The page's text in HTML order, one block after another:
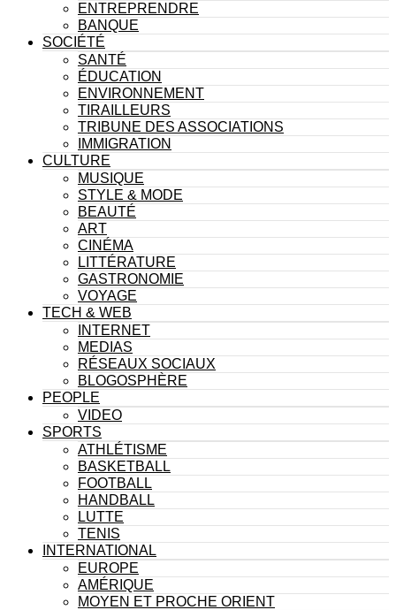
ENTREPRENDRE
BANQUE
SOCIÉTÉ
SANTÉ
ÉDUCATION
ENVIRONNEMENT
TIRAILLEURS
TRIBUNE DES ASSOCIATIONS
IMMIGRATION
CULTURE
MUSIQUE
STYLE & MODE
BEAUTÉ
ART
CINÉMA
LITTÉRATURE
GASTRONOMIE
VOYAGE
TECH & WEB
INTERNET
MEDIAS
RÉSEAUX SOCIAUX
BLOGOSPHÈRE
PEOPLE
VIDEO
SPORTS
ATHLÉTISME
BASKETBALL
FOOTBALL
HANDBALL
LUTTE
TENIS
INTERNATIONAL
EUROPE
AMÉRIQUE
MOYEN ET PROCHE ORIENT